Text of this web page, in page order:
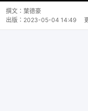
撰文： 葉德豪
出版： 2023-05-04 14:49